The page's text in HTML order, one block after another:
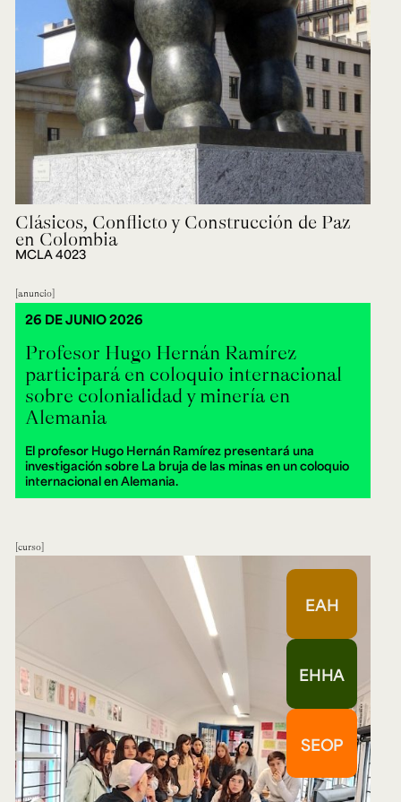
Clásicos, Conflicto y Construcción de Paz
en Colombia
MCLA 4023
anuncio
Profesor Hugo Hernán Ramírez
participará en coloquio internacional
sobre colonialidad y minería en
Alemania
El profesor Hugo Hernán Ramírez presentará una
investigación sobre La bruja de las minas en un coloquio
internacional en Alemania.
26 DE JUNIO 2026
curso
EAH
EHHA
SEOP